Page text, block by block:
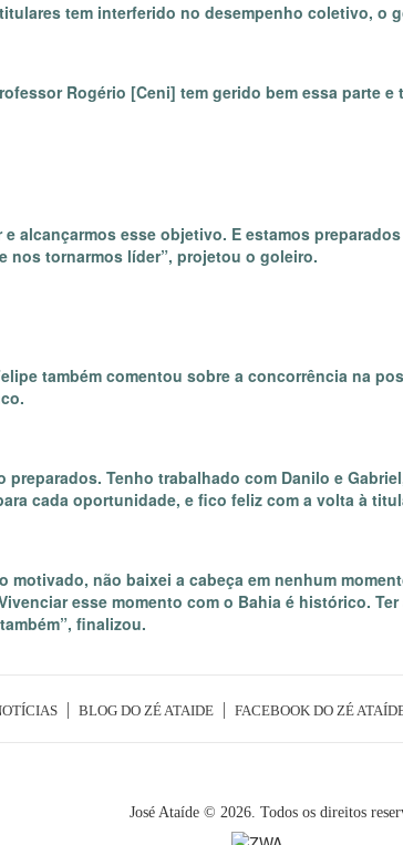
tem interferido no desempenho coletivo, o
Rogério [Ceni] tem gerido bem essa parte e
alcançarmos esse objetivo. E estamos
nos tornarmos líder”, projetou o goleiro.
também comentou sobre a concorrência na
Tenho trabalhado com Danilo e
cada oportunidade, e fico feliz com a volta à
motivado, não baixei a cabeça em nenhum
esse momento com o Bahia é histórico.
finalizou.
BLOG DO ZÉ ATAIDE FACEBOOK DO ZÉ
José Ataíde © 2026. Todos os direitos